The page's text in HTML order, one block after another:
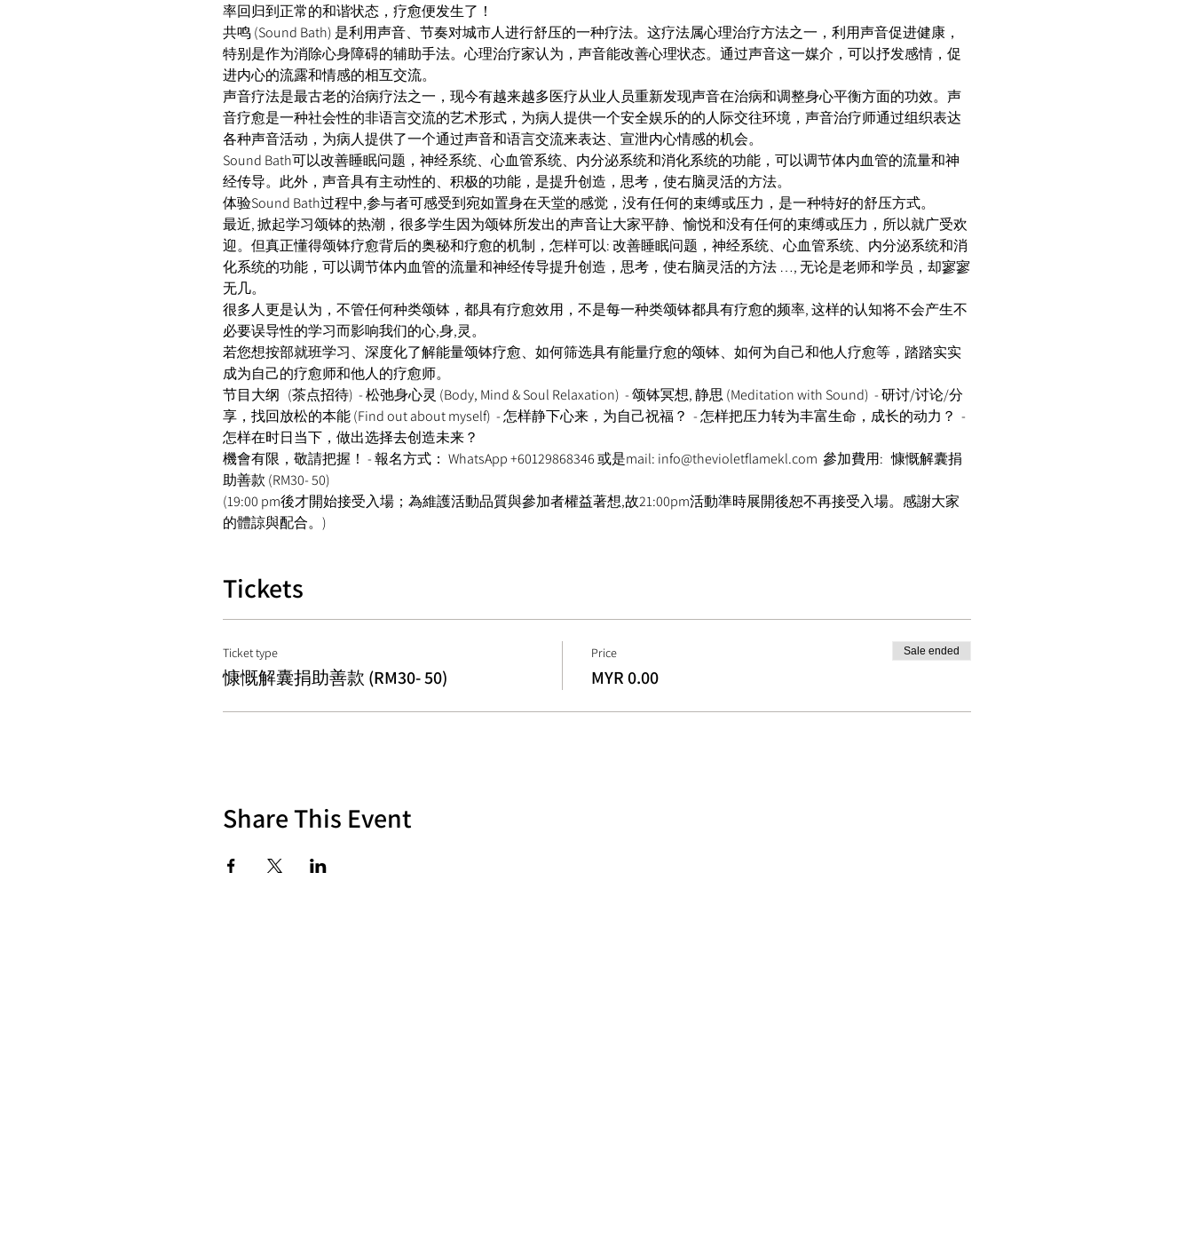
率回归到正常的和谐状态，疗愈便发生了！
共鸣 (Sound Bath) 是利用声音、节奏对城市人进行舒压的一种疗法。这疗法属心理治疗方法之一，利用声音促进健康，
特别是作为消除心身障碍的辅助手法。心理治疗家认为，声音能改善心理状态。通过声音这一媒介，可以抒发感情，促
进内心的流露和情感的相互交流。
声音疗法是最古老的治病疗法之一，现今有越来越多医疗从业人员重新发现声音在治病和调整身心平衡方面的功效。声
音疗愈是一种社会性的非语言交流的艺术形式，为病人提供一个安全娱乐的的人际交往环境，声音治疗师通过组织表达
各种声音活动，为病人提供了一个通过声音和语言交流来表达、宣泄内心情感的机会。
Sound Bath可以改善睡眠问题，神经系统、心血管系统、内分泌系统和消化系统的功能，可以调节体内血管的流量和神
经传导。此外，声音具有主动性的、积极的功能，是提升创造，思考，使右脑灵活的方法。
体验Sound Bath过程中,参与者可感受到宛如置身在天堂的感觉，没有任何的束缚或压力，是一种特好的舒压方式。
最近, 掀起学习颂钵的热潮，很多学生因为颂钵所发出的声音让大家平静、愉悦和没有任何的束缚或压力，所以就广受欢
迎。但真正懂得颂钵疗愈背后的奥秘和疗愈的机制，怎样可以: 改善睡眠问题，神经系统、心血管系统、内分泌系统和消
化系统的功能，可以调节体内血管的流量和神经传导提升创造，思考，使右脑灵活的方法 …, 无论是老师和学员，却寥寥
无几。
很多人更是认为，不管任何种类颂钵，都具有疗愈效用，不是每一种类颂钵都具有疗愈的频率, 这样的认知将不会产生不
必要误导性的学习而影响我们的心,身,灵。
若您想按部就班学习、深度化了解能量颂钵疗愈、如何筛选具有能量疗愈的颂钵、如何为自己和他人疗愈等，踏踏实实
成为自己的疗愈师和他人的疗愈师。
节目大纲   (茶点招待)  - 松弛身心灵 (Body, Mind & Soul Relaxation)  - 颂钵冥想, 静思 (Meditation with Sound)  - 研讨/讨论/分
享，找回放松的本能 (Find out about myself)  - 怎样静下心来，为自己祝福？  - 怎样把压力转为丰富生命，成长的动力？  -
怎样在时日当下，做出选择去创造未来？
機會有限，敬請把握！ - 報名方式： WhatsApp +60129868346 或是mail: info@thevioletflamekl.com  參加費用:   慷慨解囊捐
助善款 (RM30- 50)
(19:00 pm後才開始接受入場；為維護活動品質與參加者權益著想,故21:00pm活動準時展開後恕不再接受入場。感謝大家
的體諒與配合。)
Tickets
Ticket type
慷慨解囊捐助善款 (RM30- 50)
Price
MYR 0.00
Sale ended
Share This Event